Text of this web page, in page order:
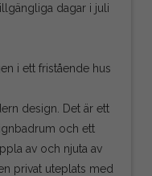
dagar i juli
i ett fristående hus
design. Det är ett
och ett
av och njuta av
privat uteplats med